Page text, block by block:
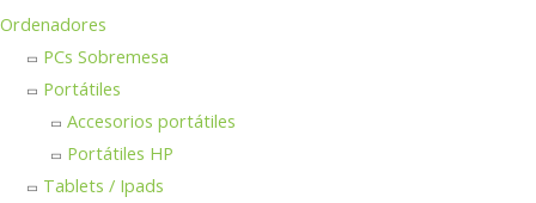
Ordenadores
PCs Sobremesa
Portátiles
Accesorios portátiles
Portátiles HP
Tablets / Ipads